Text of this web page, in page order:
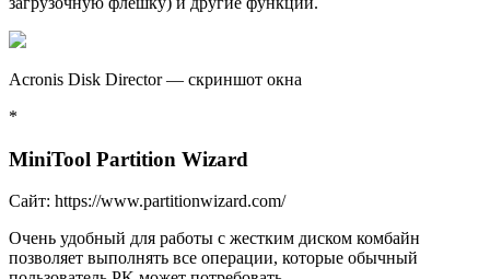
Acronis Disk Director — скриншот окна
*
MiniTool Partition Wizard
Сaйт: https://www.partitionwizard.com/
Очень удобный для работы с жестким диском комбайн
позволяет выполнять все операции, которые обычный